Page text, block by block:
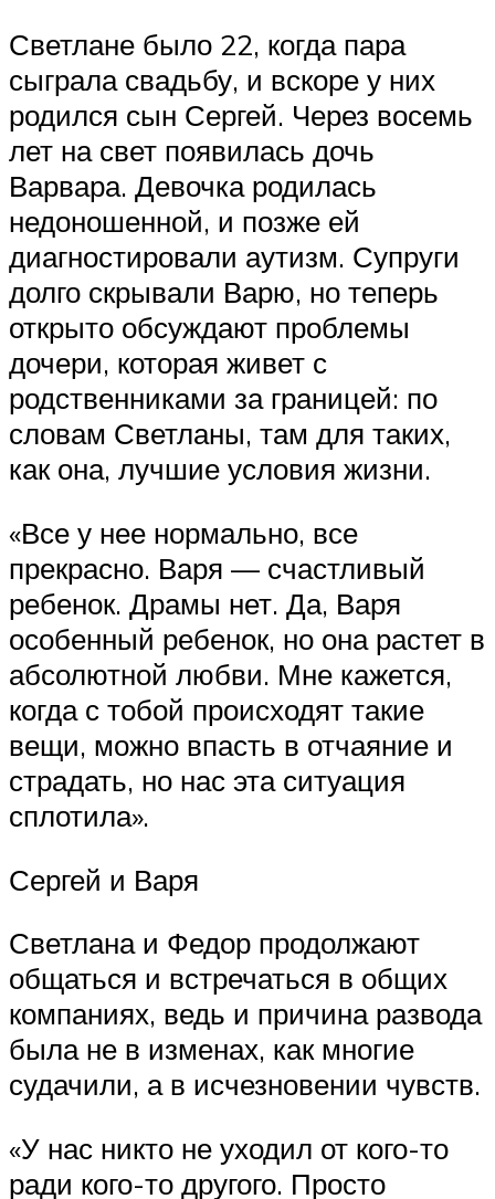
Светлане было 22, когда пара
сыграла свадьбу, и вскоре у них
родился сын Сергей. Через восемь
лет на свет появилась дочь
Варвара. Девочка родилась
недоношенной, и позже ей
диагностировали аутизм. Супруги
долго скрывали Варю, но теперь
открыто обсуждают проблемы
дочери, которая живет с
родственниками за границей: по
словам Светланы, там для таких,
как она, лучшие условия жизни.
«Все у нее нормально, все
прекрасно. Варя — счастливый
ребенок. Драмы нет. Да, Варя
особенный ребенок, но она растет в
абсолютной любви. Мне кажется,
когда с тобой происходят такие
вещи, можно впасть в отчаяние и
страдать, но нас эта ситуация
сплотила».
Сергей и Варя
Светлана и Федор продолжают
общаться и встречаться в общих
компаниях, ведь и причина развода
была не в изменах, как многие
судачили, а в исчезновении чувств.
«У нас никто не уходил от кого-то
ради кого-то другого. Просто